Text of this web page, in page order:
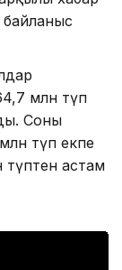
байланыс
млн түп
Соның
түп екпе
түптен астам